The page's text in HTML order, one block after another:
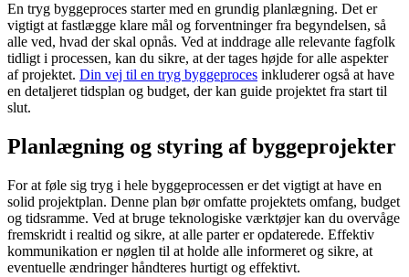
En tryg byggeproces starter med en grundig planlægning. Det er
vigtigt at fastlægge klare mål og forventninger fra begyndelsen, så
alle ved, hvad der skal opnås. Ved at inddrage alle relevante fagfolk
tidligt i processen, kan du sikre, at der tages højde for alle aspekter
af projektet. Din vej til en tryg byggeproces inkluderer også at have
en detaljeret tidsplan og budget, der kan guide projektet fra start til
slut.
Planlægning og styring af byggeprojekter
For at føle sig tryg i hele byggeprocessen er det vigtigt at have en
solid projektplan. Denne plan bør omfatte projektets omfang, budget
og tidsramme. Ved at bruge teknologiske værktøjer kan du overvåge
fremskridt i realtid og sikre, at alle parter er opdaterede. Effektiv
kommunikation er nøglen til at holde alle informeret og sikre, at
eventuelle ændringer håndteres hurtigt og effektivt.